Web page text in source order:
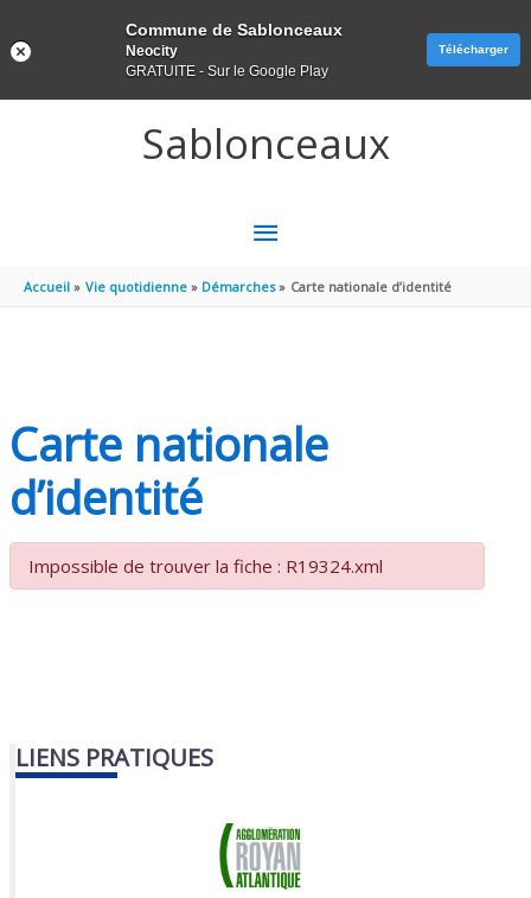
Sablonceaux
MENU
PRINCIPAL
Accueil Vie quotidienne Démarches Carte nationale d’identité
Carte nationale
d’identité
Impossible de trouver la fiche : R19324.xml
LIENS PRATIQUES
Commune de Sablonceaux
Neocity
GRATUITE - Sur le Google Play
Télécharger